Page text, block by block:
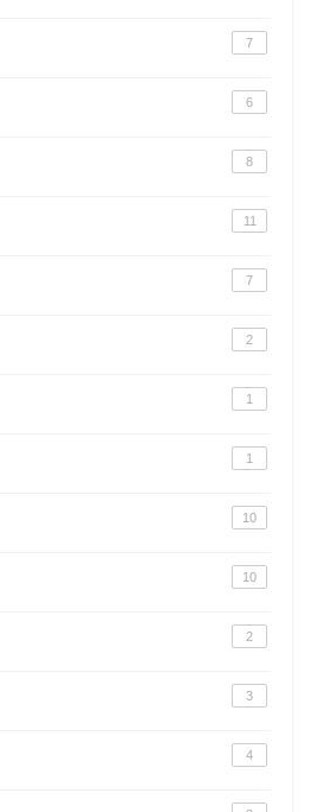
7
6
8
11
7
2
1
1
10
10
2
3
4